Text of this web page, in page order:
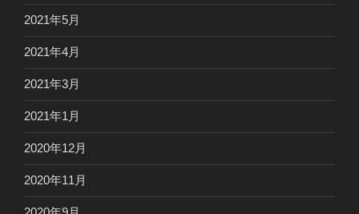
2021年5月
2021年4月
2021年3月
2021年1月
2020年12月
2020年11月